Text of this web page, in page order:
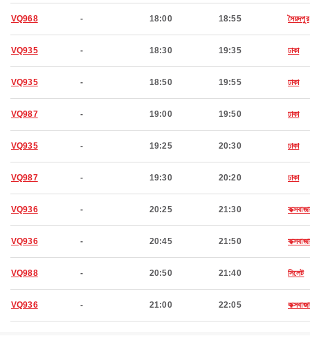
VQ968 - 18:00 18:55 সৈয়দপুর
VQ935 - 18:30 19:35 ঢাকা
VQ935 - 18:50 19:55 ঢাকা
VQ987 - 19:00 19:50 ঢাকা
VQ935 - 19:25 20:30 ঢাকা
VQ987 - 19:30 20:20 ঢাকা
VQ936 - 20:25 21:30
VQ936 - 20:45 21:50
VQ988 - 20:50 21:40 সিলেট
VQ936 - 21:00 22:05